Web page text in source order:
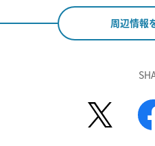
周辺情報